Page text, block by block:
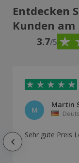
Entdecken
Kunden
3.7/5
M
Martin
Sehr gute Preis